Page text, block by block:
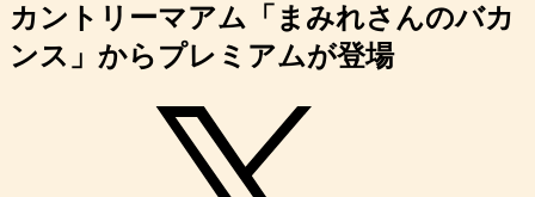
カントリーマアム「まみれさんのバカ
ンス」からプレミアムが登場